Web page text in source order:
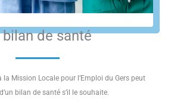
bilan de santé
Mission Locale pour l’Emploi du Gers peut
bilan de santé s’il le souhaite.